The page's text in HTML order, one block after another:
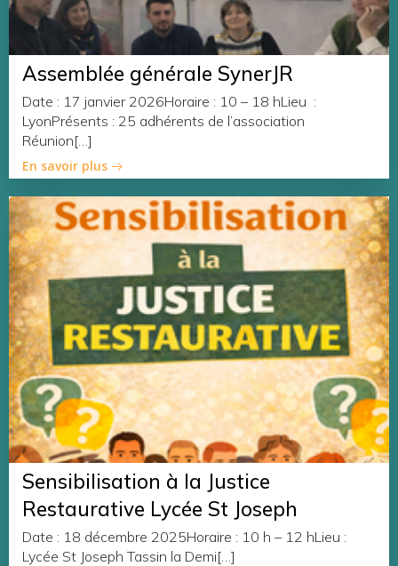
Assemblée générale SynerJR
Date : 17 janvier 2026Horaire : 10 – 18 hLieu :
LyonPrésents : 25 adhérents de l’association
Réunion[…]
En savoir plus
Sensibilisation à la Justice
Restaurative Lycée St Joseph
Date : 18 décembre 2025Horaire : 10 h – 12 hLieu :
Lycée St Joseph Tassin la Demi[…]